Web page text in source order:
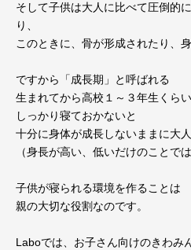
そして子供は大人に比べて圧倒的
り、
このときに、骨が形成されたり、
ですから「成長期」と呼ばれる
生まれてから高校１～３年生くら
しっかり寝ておかないと
十分に身体が成長しないままに大
（身長が高い、低いだけのことで
子供が寝られる環境を作ることは
親の大切な役割なのです。
Laboでは、お子さん向けのきわみ